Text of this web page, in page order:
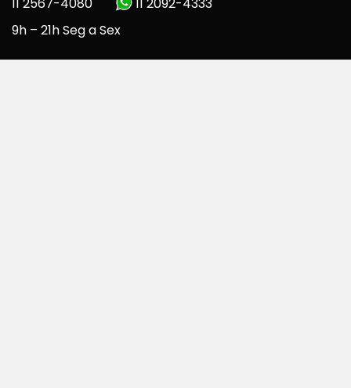
11 2567-4080
11 2092-4333
9h – 21h Seg a Sex